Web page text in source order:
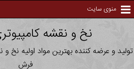
منوی سایت
نخ و نقشه
تولید و عرضه کننده بهترین مواد اولیه نخ
فرش